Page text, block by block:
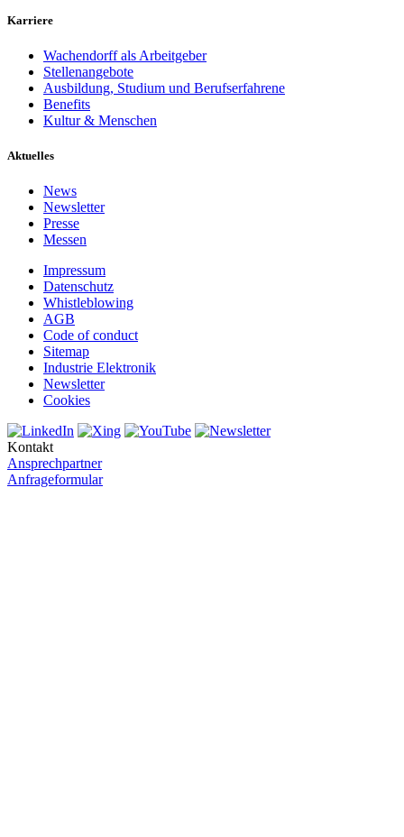
Karriere
Wachendorff als Arbeitgeber
Stellenangebote
Ausbildung, Studium und Berufserfahrene
Benefits
Kultur & Menschen
Aktuelles
News
Newsletter
Presse
Messen
Impressum
Datenschutz
Whistleblowing
AGB
Code of conduct
Sitemap
Industrie Elektronik
Newsletter
Cookies
Kontakt
Ansprechpartner
Anfrageformular